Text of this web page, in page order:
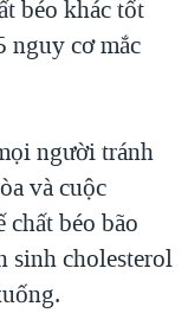
NAM
THÔN MỸ
béo khác tốt
nguy cơ mắc
người tránh
và cuộc
béo bão
sinh cholesterol